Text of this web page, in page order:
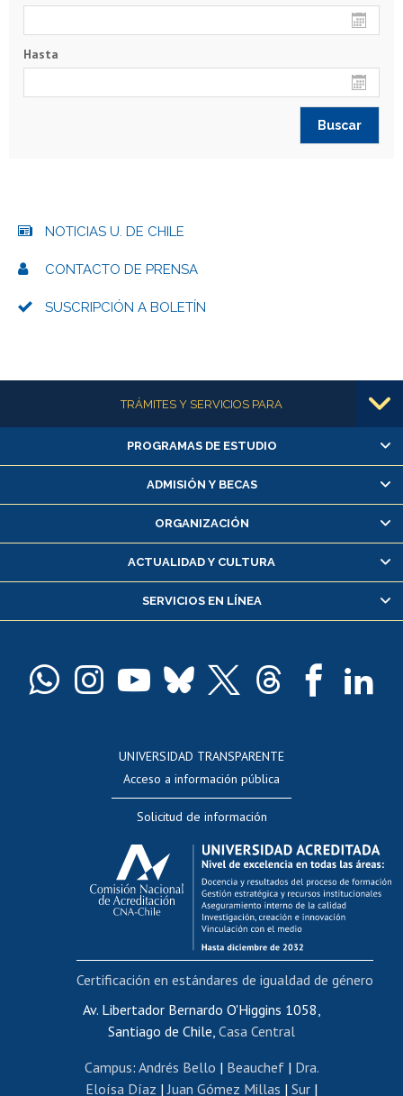
Hasta
NOTICIAS U. DE CHILE
CONTACTO DE PRENSA
SUSCRIPCIÓN A BOLETÍN
Más informaciónTRÁMITES Y SERVICIOS PARA
Alumnas/os y exalumnas/os
Matrícula en línea
Inscripción y cambio de asignaturas
Consulta y certificado de notas
Servicio médico y dental
Pago de arancel y crédito alumnos
Docentes
Evaluación docente
Calificación académica
Postulación al AUCAI
Funcionarias/os
Cursos internos de capacitación
Bienestar del personal
Portal de movilidad interna
Certificado de renta
Certificado de renta honorarios
Editar páginas blancas
PROGRAMAS DE ESTUDIO
ADMISIÓN Y BECAS
ORGANIZACIÓN
ACTUALIDAD Y CULTURA
SERVICIOS EN LÍNEA
UNIVERSIDAD TRANSPARENTE
Acceso a información pública
Solicitud de información
Av. Libertador Bernardo O'Higgins 1058,
Santiago de Chile, Casa Central
Campus: Andrés Bello | Beauchef| Dra.
Eloísa Díaz |Juan Gómez Millas | Sur |
Certificación en estándares de igualdad de género